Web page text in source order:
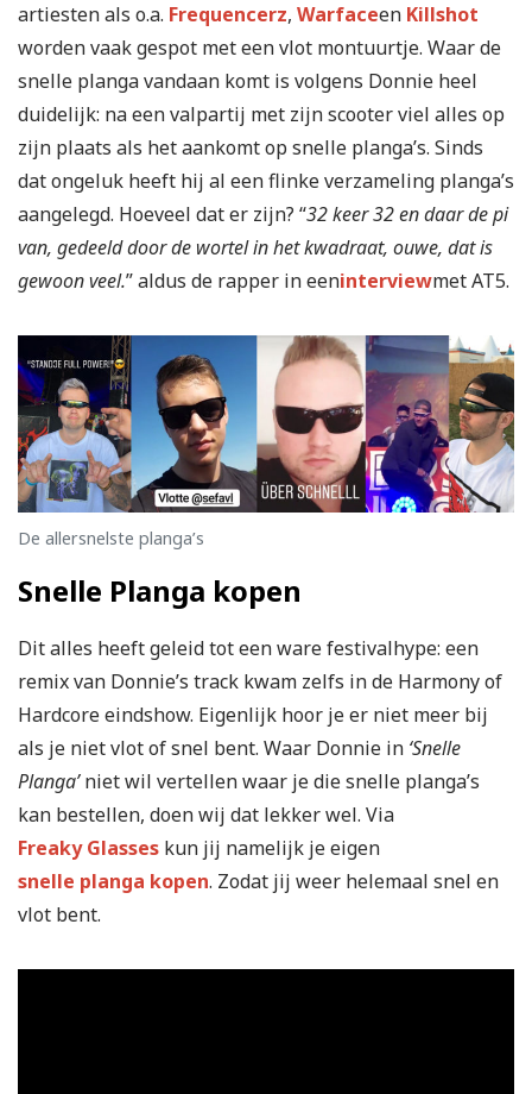
artiesten als o.a. Frequencerz, Warfaceen Killshot
worden vaak gespot met een vlot montuurtje. Waar de
snelle planga vandaan komt is volgens Donnie heel
duidelijk: na een valpartij met zijn scooter viel alles op
zijn plaats als het aankomt op snelle planga’s. Sinds
dat ongeluk heeft hij al een flinke verzameling planga’s
aangelegd. Hoeveel dat er zijn? “32 keer 32 en daar de pi
van, gedeeld door de wortel in het kwadraat, ouwe, dat is
gewoon veel.” aldus de rapper in eeninterviewmet AT5.
De allersnelste planga’s
Snelle Planga kopen
Dit alles heeft geleid tot een ware festivalhype: een
remix van Donnie’s track kwam zelfs in de Harmony of
Hardcore eindshow. Eigenlijk hoor je er niet meer bij
als je niet vlot of snel bent. Waar Donnie in ‘Snelle
Planga’niet wil vertellen waar je die snelle planga’s
kan bestellen, doen wij dat lekker wel. Via
Freaky Glasses kun jij namelijk je eigen
snelle planga kopen. Zodat jij weer helemaal snel en
vlot bent.